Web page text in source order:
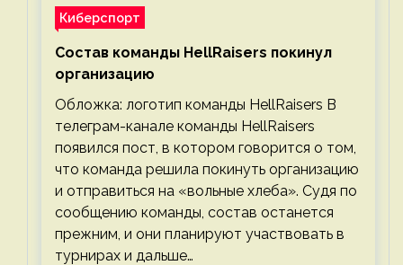
Киберспорт
Состав команды HellRaisers покинул
организацию
Обложка: логотип команды HellRaisers В
телеграм-канале команды HellRaisers
появился пост, в котором говорится о том,
что команда решила покинуть организацию
и отправиться на «вольные хлеба». Судя по
сообщению команды, состав останется
прежним, и они планируют участвовать в
турнирах и дальше…